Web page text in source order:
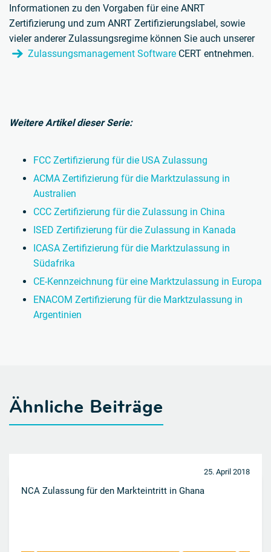
Informationen zu den Vorgaben für eine ANRT
Zertifizierung und zum ANRT Zertifizierungslabel, sowie
vieler anderer Zulassungsregime können Sie auch unserer
Zulassungsmanagement Software CERT entnehmen.
Weitere Artikel dieser Serie:
FCC Zertifizierung für die USA Zulassung
ACMA Zertifizierung für die Marktzulassung in
Australien
CCC Zertifizierung für die Zulassung in China
ISED Zertifizierung für die Zulassung in Kanada
ICASA Zertifizierung für die Marktzulassung in
Südafrika
CE-Kennzeichnung für eine Marktzulassung in Europa
ENACOM Zertifizierung für die Marktzulassung in
Argentinien
Ähnliche Beiträge
25. April 2018
NCA Zulassung für den Markteintritt in Ghana